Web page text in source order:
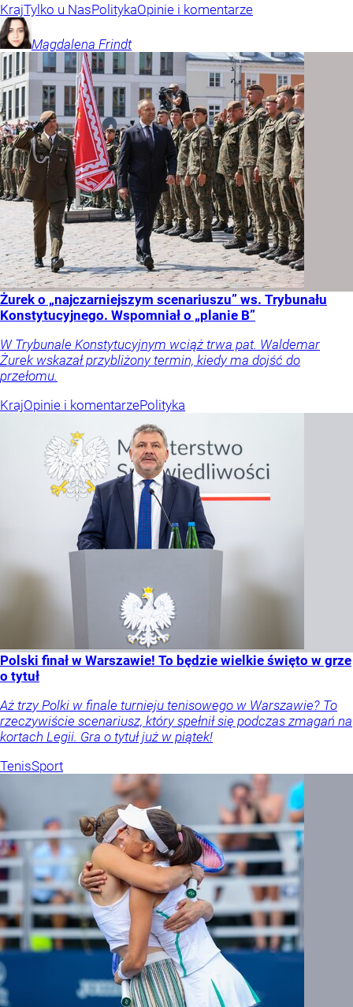
KrajTylko u NasPolitykaOpinie i komentarze
Magdalena Frindt
Żurek o „najczarniejszym scenariuszu” ws. Trybunału
Konstytucyjnego. Wspomniał o „planie B”
W Trybunale Konstytucyjnym wciąż trwa pat. Waldemar
Żurek wskazał przybliżony termin, kiedy ma dojść do
przełomu.
KrajOpinie i komentarzePolityka
Polski finał w Warszawie! To będzie wielkie święto w grze
o tytuł
Aż trzy Polki w finale turnieju tenisowego w Warszawie? To
rzeczywiście scenariusz, który spełnił się podczas zmagań na
kortach Legii. Gra o tytuł już w piątek!
TenisSport